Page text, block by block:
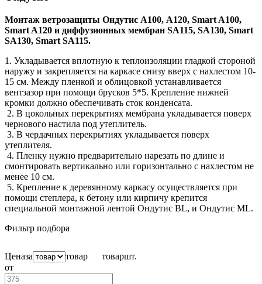
Монтаж ветрозащиты Ондутис А100, A120, Smart A100,
Smart A120 и диффузионных мембран SA115, SA130, Smart
SA130, Smart SA115.
1. Укладывается вплотную к теплоизоляции гладкой стороной
наружу и закрепляется на каркасе снизу вверх с нахлестом 10-
15 см. Между пленкой и облицовкой устанавливается
вентзазор при помощи брусков 5*5. Крепление нижней
кромки должно обеспечивать сток конденсата.
2. В цокольных перекрытиях мембрана укладывается поверх
чернового настила под утеплитель.
3. В чердачных перекрытиях укладывается поверх
утеплителя.
4. Пленку нужно предварительно нарезать по длине и
смонтировать вертикально или горизонтально с нахлестом не
менее 10 см.
5. Крепление к деревянному каркасу осуществляется при
помощи степлера, к бетону или кирпичу крепится
специальной монтажной лентой Ондутис BL, и Ондутис ML.
Фильтр подбора
Ценаза товар товаршт.
от